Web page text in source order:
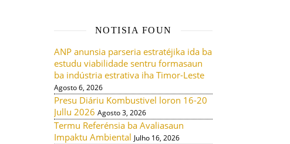
NOTISIA FOUN
ANP anunsia parseria estratéjika ida ba
estudu viabilidade sentru formasaun
ba indústria estrativa iha Timor-Leste
Agosto 6, 2026
Presu Diáriu Kombustivel loron 16-20
Jullu 2026 Agosto 3, 2026
Termu Referénsia ba Avaliasaun
Impaktu Ambiental Julho 16, 2026